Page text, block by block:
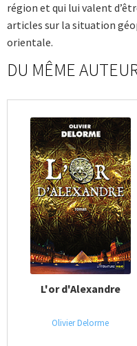
région et qui lui valent
articles sur la situation
orientale.
DU MÊME
L'or d'Alexandre
Olivier Delorme